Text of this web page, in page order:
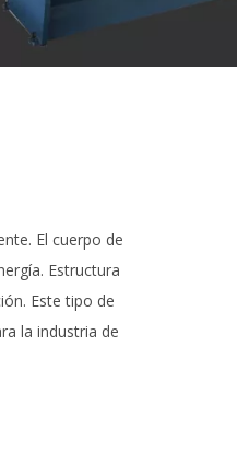
El cuerpo de
Estructura
Este tipo de
la industria de